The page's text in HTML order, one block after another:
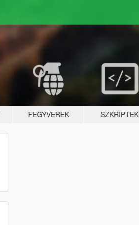
FEGYVEREK SZKRIPTEK